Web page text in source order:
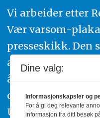
Vi arbeider etter
Vær varsom-
presseskikk. Den
av urettmessig
å ta kontakt med
også klage inn
Utvalg,
Dine valg:
Informasjonskapsler og
For å gi deg relevante
informasjon fra ditt besøk